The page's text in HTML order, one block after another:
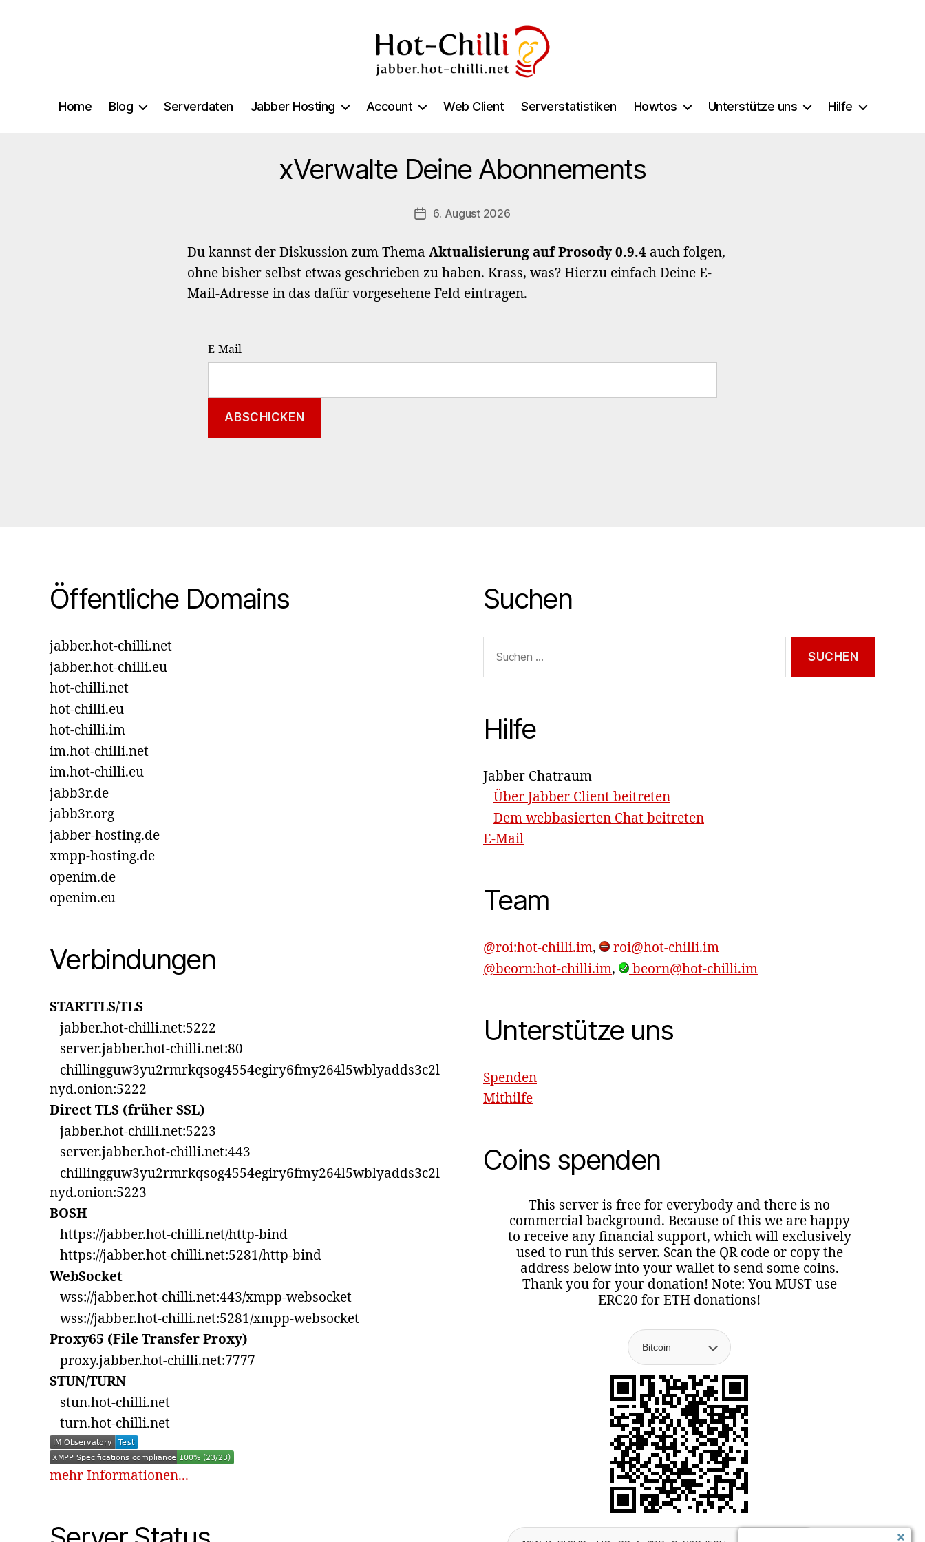
chilli.net
Home Blog Serverdaten Jabber Hosting Account Web Client Serverstatistiken Howtos Unterstütze uns Hilfe
xVerwalte Deine Abonnements
Veröffentlichungsdatum
6. August 2026
Du kannst der Diskussion zum Thema Aktualisierung auf Prosody 0.9.4 auch folgen,
ohne bisher selbst etwas geschrieben zu haben. Krass, was? Hierzu einfach Deine E-
Mail-Adresse in das dafür vorgesehene Feld eintragen.
E-Mail
Öffentliche Domains
jabber.hot-chilli.net
jabber.hot-chilli.eu
hot-chilli.net
hot-chilli.eu
hot-chilli.im
im.hot-chilli.net
im.hot-chilli.eu
jabb3r.de
jabb3r.org
jabber-hosting.de
xmpp-hosting.de
openim.de
openim.eu
Verbindungen
STARTTLS/TLS
jabber.hot-chilli.net:5222
server.jabber.hot-chilli.net:80
chillingguw3yu2rmrkqsog4554egiry6fmy264l5wblyadds3c2l
nyd.onion:5222
Direct TLS (früher SSL)
jabber.hot-chilli.net:5223
server.jabber.hot-chilli.net:443
chillingguw3yu2rmrkqsog4554egiry6fmy264l5wblyadds3c2l
nyd.onion:5223
BOSH
https://jabber.hot-chilli.net/http-bind
https://jabber.hot-chilli.net:5281/http-bind
WebSocket
wss://jabber.hot-chilli.net:443/xmpp-websocket
wss://jabber.hot-chilli.net:5281/xmpp-websocket
Proxy65 (File Transfer Proxy)
proxy.jabber.hot-chilli.net:7777
STUN/TURN
stun.hot-chilli.net
turn.hot-chilli.net
mehr Informationen...
Suchen
nach:
Hilfe
Jabber Chatraum
Über Jabber Client beitreten
Dem webbasierten Chat beitreten
E-Mail
Team
@roi:hot-chilli.im,
roi@hot-chilli.im
@beorn:hot-chilli.im, beorn@hot-chilli.im
Unterstütze uns
Spenden
Mithilfe
Coins spenden
This server is free for everybody and there is no
commercial background. Because of this we are happy
to receive any financial support, which will exclusively
used to run this server. Scan the QR code or copy the
address below into your wallet to send some coins.
Thank you for your donation! Note: You MUST use
ERC20 for ETH donations!